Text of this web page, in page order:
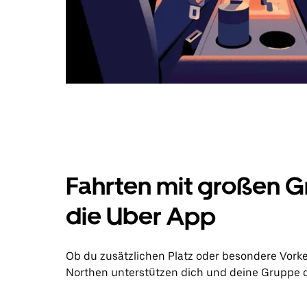
Fahrten mit großen
die Uber App
Ob du zusätzlichen Platz oder besondere
Northen unterstützen dich und deine Gruppe